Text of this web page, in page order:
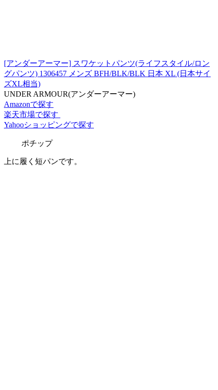
[アンダーアーマー] スワケットパンツ(ライフスタイル/ロン
グパンツ) 1306457 メンズ BFH/BLK/BLK 日本 XL (日本サイ
ズXL相当)
UNDER ARMOUR(アンダーアーマー)
Amazonで探す
楽天市場で探す
Yahooショッピングで探す
ポチップ
上に履く短パンです。